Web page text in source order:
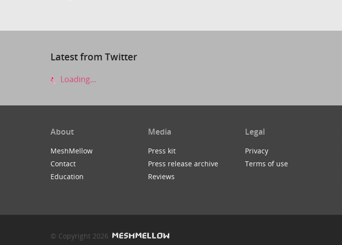
Latest from Twitter
Loading...
About
MeshMellow
Contact
Education
Media
Press kit
Press release archive
Reviews
Legal
Privacy
Terms of use
© Copyright 2026